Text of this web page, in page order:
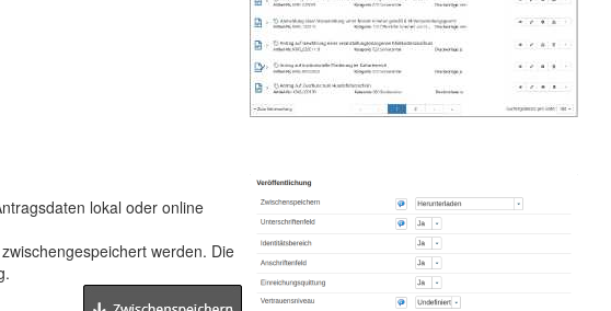
lokal oder online
werden. Die